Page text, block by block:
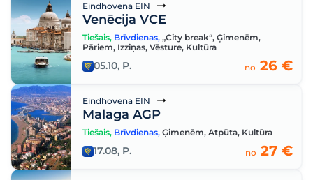
Eindhovena EIN
Venēcija VCE
Tiešais, Brīvdienas, „City break“, Ģimenēm,
Pāriem, Izziņas, Vēsture, Kultūra
05.10, P. no 26 €
Eindhovena EIN
Malaga AGP
Tiešais, Brīvdienas, Ģimenēm, Atpūta, Kultūra
17.08, P. no 27 €